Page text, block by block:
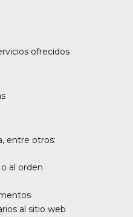
ofrecidos
entre otros:
al orden
al sitio web